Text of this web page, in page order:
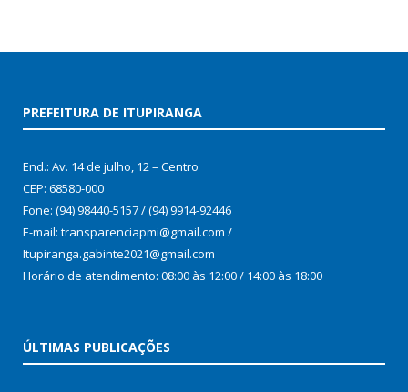
PREFEITURA DE ITUPIRANGA
End.: Av. 14 de julho, 12 – Centro
CEP: 68580-000
Fone: (94) 98440-5157 / (94) 9914-92446
E-mail: transparenciapmi@gmail.com /
Itupiranga.gabinte2021@gmail.com
Horário de atendimento: 08:00 às 12:00 / 14:00 às 18:00
ÚLTIMAS PUBLICAÇÕES